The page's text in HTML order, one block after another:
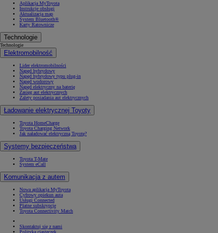
Aplikacja MyToyota
Instrukcje obsługi
Aktualizacja map
System Bluetooth®
Karty Ratownicze
Technologie
Technologie
Elektromobilność
Lider elektromobilności
Napęd hybrydowy
Napęd hybrydowy typu plug-in
Napęd wodorowy
Napęd elektryczny na baterię
Zasięg aut elektrycznych
Zalety posiadania aut elektrycznych
Ładowanie elektrycznej Toyoty
Toyota HomeCharge
Toyota Charging Network
Jak naładować elektryczną Toyotę?
Systemy bezpieczeństwa
Toyota T-Mate
System eCall
Komunikacja z autem
Nowa aplikacja MyToyota
Cyfrowy opiekun auta
Usługi Connected
Płatne subskrypcje
Toyota Connectivity Match
Skontaktuj się z nami
Polityka ciasteczek